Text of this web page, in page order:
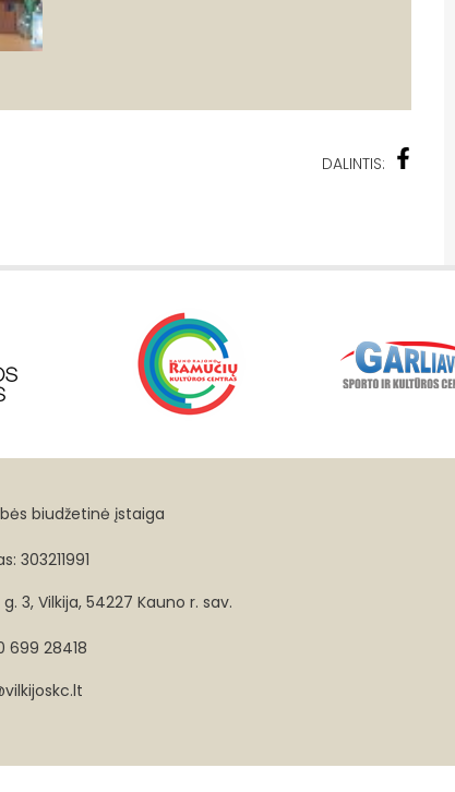
DALINTIS:
biudžetinė įstaiga
303211991
3, Vilkija, 54227 Kauno r. sav.
699 28418